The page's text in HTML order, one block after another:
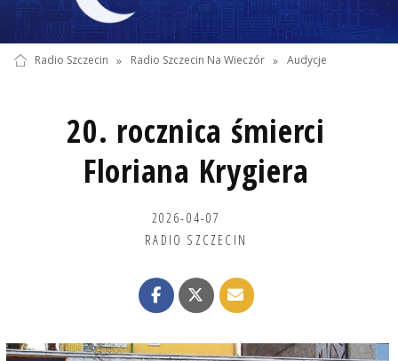
Radio Szczecin » Radio Szczecin Na Wieczór » Audycje
20. rocznica śmierci
Floriana Krygiera
2026-04-07
RADIO SZCZECIN